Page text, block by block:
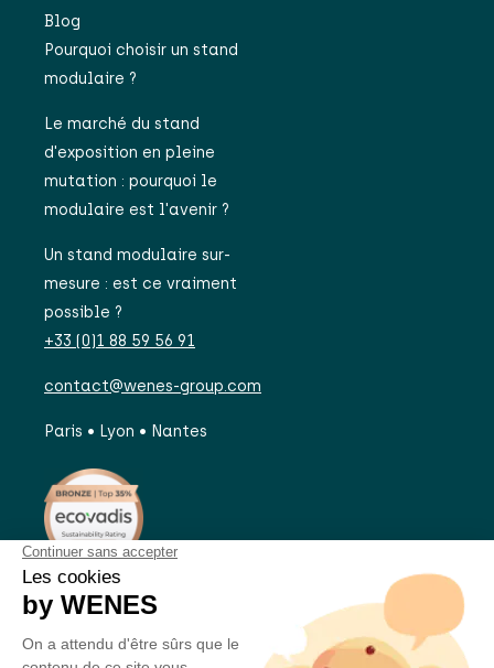
Blog
Pourquoi choisir un stand
modulaire ?
Le marché du stand
d'exposition en pleine
mutation : pourquoi le
modulaire est l'avenir ?
Un stand modulaire sur-
mesure : est ce vraiment
possible ?
+33 (0)1 88 59 56 91
contact@wenes-group.com
Paris • Lyon • Nantes